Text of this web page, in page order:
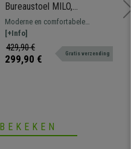
Bureaustoel MILO,
Verstelbare Armleuningen,
Lendensteun, Bordeaux Stof
Moderne en comfortabele
ergonomische stoel, het perfecte
model voor professioneel gebruik
gezien zijn grote stevigheid en
[+Info]
429,90 €
299,90 € Gratis verzending
BEKEKEN